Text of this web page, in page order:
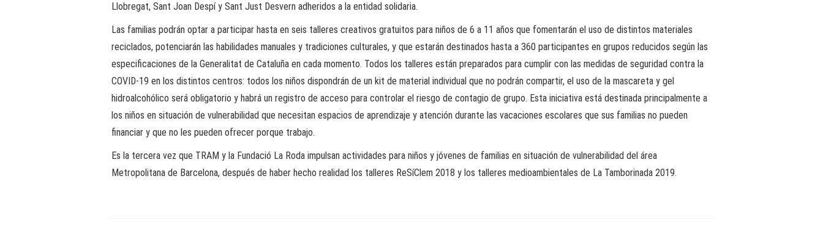
Llobregat, Sant Joan Despí y Sant Just Desvern adheridos a la entidad solidaria.
Las familias podrán optar a participar hasta en seis talleres creativos gratuitos para niños de 6 a 11 años que fomentarán el uso de distintos materiales
reciclados, potenciarán las habilidades manuales y tradiciones culturales, y que estarán destinados hasta a 360 participantes en grupos reducidos según las
especificaciones de la Generalitat de Cataluña en cada momento. Todos los talleres están preparados para cumplir con las medidas de seguridad contra la
COVID-19 en los distintos centros: todos los niños dispondrán de un kit de material individual que no podrán compartir, el uso de la mascareta y gel
hidroalcohólico será obligatorio y habrá un registro de acceso para controlar el riesgo de contagio de grupo. Esta iniciativa está destinada principalmente a
los niños en situación de vulnerabilidad que necesitan espacios de aprendizaje y atención durante las vacaciones escolares que sus familias no pueden
financiar y que no les pueden ofrecer porque trabajo.
Es la tercera vez que TRAM y la Fundació La Roda impulsan actividades para niños y jóvenes de familias en situación de vulnerabilidad del área
Metropolitana de Barcelona, después de haber hecho realidad los talleres ReSíClem 2018 y los talleres medioambientales de La Tamborinada 2019.